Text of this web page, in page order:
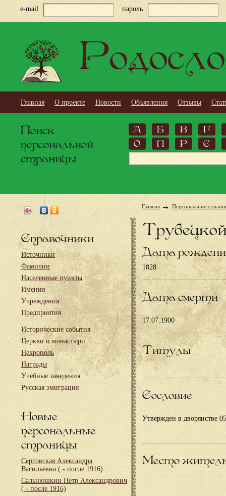
e-mail пароль
Главная О проекте Новости Объявления Отзывы
Поиск
персональной
страницы
А Б В
Г
О
П Р С
Справочники
Источники
Фамилии
Населенные пункты
Имения
Учреждения
Предприятия
Исторические события
Церкви и монастыри
Некрополь
Награды
Учебные заведения
Русская эмиграция
Новые
персональные
страницы
Серговская Александра
Васильевна ( - после 1916)
Сальнюшкин Петр Александрович
( - после 1916)
Главная Персональные
Дата
1828
Дата смерти
17.07.1900
Титулы
Сословие
Утвержден в дворянстве
Место